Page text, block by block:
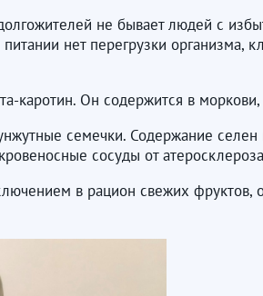
не бывает людей с
нет перегрузки организма,
каротин. Он содержится в
семечки. Содержание селен
сосуды от
в рацион свежих